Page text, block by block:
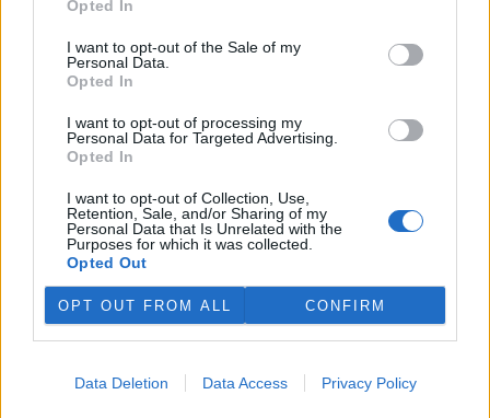
Opted In
I want to opt-out of the Sale of my
Personal Data.
Opted In
I want to opt-out of processing my
Personal Data for Targeted Advertising.
Opted In
I want to opt-out of Collection, Use,
Retention, Sale, and/or Sharing of my
Personal Data that Is Unrelated with the
Purposes for which it was collected.
Opted Out
OPT OUT FROM ALL CONFIRM
Data Deletion Data Access Privacy Policy
společnosti sleduje se znepokojením. Společnost patří do
5.8.2026 01:12 | ŘÍM (ČTK)
Diskuse: 2
měňavými krovkami, jejichž
původní domovinou je
Japonsko, se stávají čím dál
sadech a vinicích a zanechávají za sebou listy s vykousanými
mřížkami, což oslabuje rostliny a snižuje úrodu, napsala agentura
AP.
Ministerstvo v kauze haldy Heřmanice rozhodlo, že